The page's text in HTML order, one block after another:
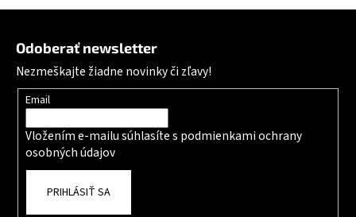
Odoberať newsletter
Nezmeškajte žiadne novinky či zľavy!
Email
Vložením e-mailu súhlasíte s podmienkami ochrany
osobných údajov
PRIHLÁSIŤ SA